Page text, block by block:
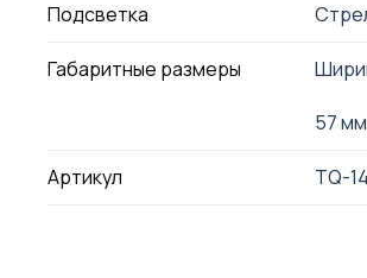
Подсветка
Габаритные размеры
57
Артикул TQ-